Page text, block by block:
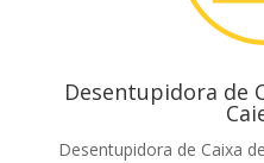
Desentupidora de
Desentupidora de Caixa